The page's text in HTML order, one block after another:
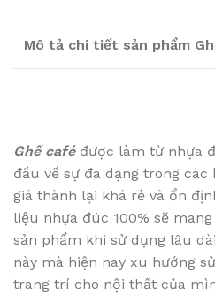
Mô tả chi tiết sản phẩm
Ghế café được làm từ nhựa
đầu về sự đa dạng trong
giá thành lại khá rẻ và ổn
liệu nhựa đúc 100% sẽ
sản phẩm khi sử dụng lâu
này mà hiện nay xu hướng
trang trí cho nội thất của